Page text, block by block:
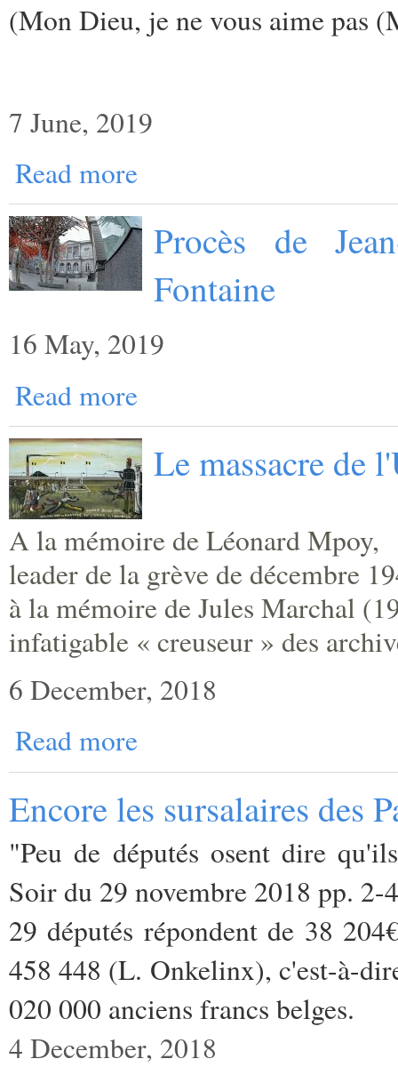
(Mon Dieu, je ne vous aime pas
7 June, 2019
Read more
Procès de
Fontaine
16 May, 2019
Read more
Le massacre de
A la mémoire de Léonard Mpoy,
leader de la grève de décembre
à la mémoire de Jules Marchal
infatigable « creuseur » des
6 December, 2018
Read more
Encore les sursalaires des
"Peu de députés osent dire
Soir du 29 novembre 2018 pp. 2-4
29 députés répondent de 38
458 448 (L. Onkelinx), c'est-à-
020 000 anciens francs belges.
4 December, 2018